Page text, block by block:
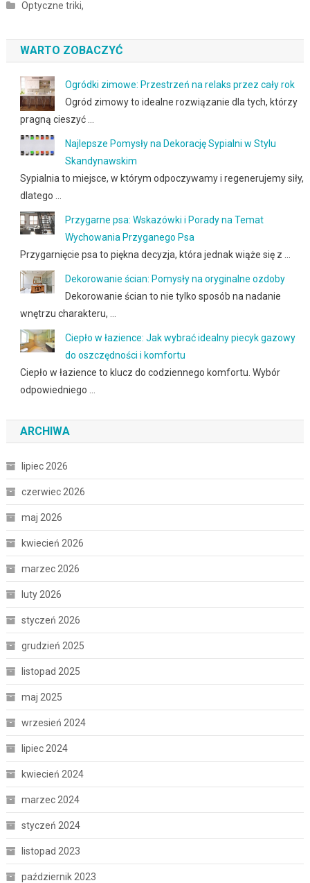
Optyczne triki,
WARTO ZOBACZYĆ
Ogródki zimowe: Przestrzeń na relaks przez cały rok
Ogród zimowy to idealne rozwiązanie dla tych, którzy
pragną cieszyć …
Najlepsze Pomysły na Dekorację Sypialni w Stylu
Skandynawskim
Sypialnia to miejsce, w którym odpoczywamy i regenerujemy siły,
dlatego …
Przygarne psa: Wskazówki i Porady na Temat
Wychowania Przyganego Psa
Przygarnięcie psa to piękna decyzja, która jednak wiąże się z …
Dekorowanie ścian: Pomysły na oryginalne ozdoby
Dekorowanie ścian to nie tylko sposób na nadanie
wnętrzu charakteru, …
Ciepło w łazience: Jak wybrać idealny piecyk gazowy
do oszczędności i komfortu
Ciepło w łazience to klucz do codziennego komfortu. Wybór
odpowiedniego …
ARCHIWA
lipiec 2026
czerwiec 2026
maj 2026
kwiecień 2026
marzec 2026
luty 2026
styczeń 2026
grudzień 2025
listopad 2025
maj 2025
wrzesień 2024
lipiec 2024
kwiecień 2024
marzec 2024
styczeń 2024
listopad 2023
październik 2023